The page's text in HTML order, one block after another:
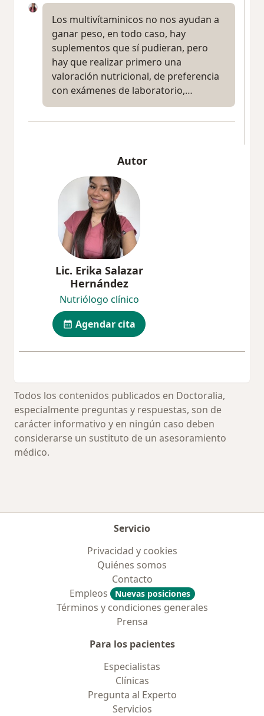
Los multivítaminicos no nos ayudan a
ganar peso, en todo caso, hay
suplementos que sí pudieran, pero
hay que realizar primero una
valoración nutricional, de preferencia
con exámenes de laboratorio,…
Autor
Lic. Erika Salazar
Hernández
Nutriólogo clínico
Agendar cita
Todos los contenidos publicados en Doctoralia,
especialmente preguntas y respuestas, son de
carácter informativo y en ningún caso deben
considerarse un sustituto de un asesoramiento
médico.
Servicio
Privacidad y cookies
Quiénes somos
Contacto
Empleos
Nuevas posiciones
Términos y condiciones generales
Prensa
Para los pacientes
Especialistas
Clínicas
Pregunta al Experto
Servicios